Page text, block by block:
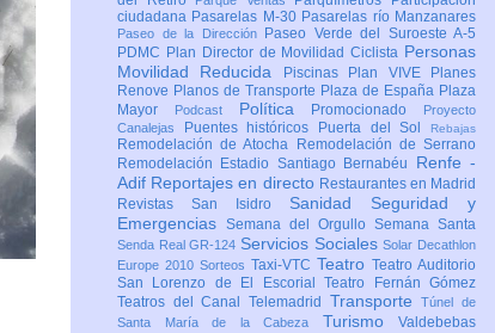
ciudadana Pasarelas M-30 Pasarelas río Manzanares
Paseo de la Dirección
Paseo Verde del Suroeste A-5
PDMC Plan Director de Movilidad Ciclista Personas
Movilidad Reducida
Piscinas Plan VIVE
Planes
Renove Planos de Transporte Plaza de España Plaza
Mayor
Podcast Política Promocionado
Proyecto
Canalejas
Puentes históricos Puerta del Sol Rebajas
Remodelación de Atocha
Remodelación de Serrano
Remodelación Estadio Santiago Bernabéu Renfe -
Adif Reportajes en directo Restaurantes en Madrid
Revistas San Isidro Sanidad Seguridad y
Emergencias Semana del Orgullo Semana Santa
Senda Real GR-124 Servicios SocialesSolar Decathlon
Europe 2010 Sorteos Taxi-VTC Teatro Teatro Auditorio
San Lorenzo de El EscorialTeatro Fernán Gómez
Teatros del Canal Telemadrid TransporteTúnel de
Santa María de la Cabeza Turismo Valdebebas